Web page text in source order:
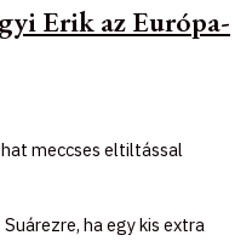
Erik az Európa-
meccses eltiltással
ha egy kis extra